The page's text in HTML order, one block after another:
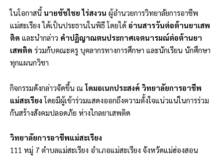
ในโอกาสนี้ นายชัชไชย ไร่สงวน ผู้อำนวยการวิทยาลัยการอาชีพ
แม่สะเรียง ได้เป็นประธานในพิธี โดยได้ อ่านสารวันต่อต้านยาเสพ
ติด และนำกล่าว คำปฏิญาณตนประกาศเจตนารมณ์ต่อต้านยา
เสพติด ร่วมกับคณะครู บุคลากรทางการศึกษา และนักเรียน นักศึกษา
ทุกแผนกวิชา
กิจกรรมดังกล่าวจัดขึ้น ณโดมอเนกประสงค์ วิทยาลัยการอาชีพ
แม่สะเรียง โดยมีผู้เข้าร่วมแสดงออกถึงความตั้งใจแน่วแน่ในการร่วม
กันสร้างสังคมปลอดภัย ห่างไกลยาเสพติด
วิทยาลัยการอาชีพแม่สะเรียง
111 หมู่ 7 ตำบลแม่สะเรียง อำเภอแม่สะเรียง จังหวัดแม่ฮ่องสอน